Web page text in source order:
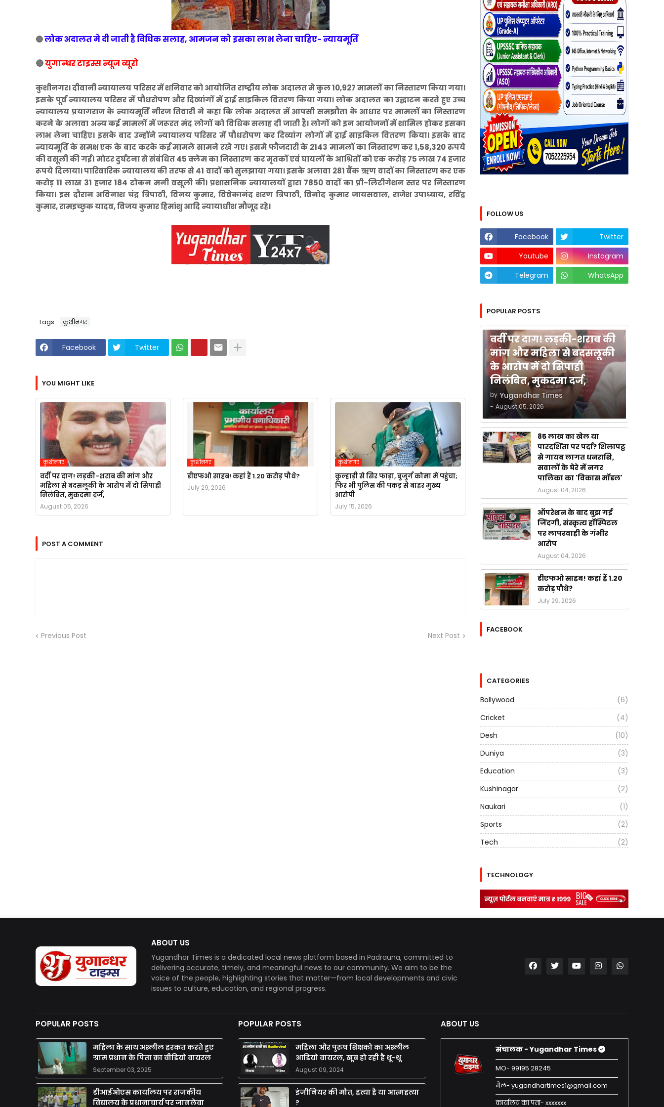
🔴लोक अदालत मे दी जाती है विधिक सलाह, आमजन को इसका लाभ लेना चाहिए- न्यायमूर्ति
🔴युगान्धर टाइम्स न्यूज व्यूरो
कुशीनगर। दीवानी न्यायालय परिसर में शनिवार को आयोजित राष्ट्रीय लोक अदालत मे कुल 10,927 मामलों का निस्तारण किया गया।
इसके पूर्व न्यायालय परिसर में पौधरोपण और दिव्यांगों में ट्राई साइकिल वितरण किया गया। लोक अदालत का उद्घाटन करते हुए उच्च
न्यायालय प्रयागराज के न्यायमूर्ति नीरज तिवारी ने कहा कि लोक अदालत में आपसी समझौता के आधार पर मामलों का निस्तारण
करने के अलावा अन्य कई मामलों में जरूरत मंद लोगों को विधिक सलाह दी जाती है। लोगों को इन आयोजनों में शामिल होकर इसका
लाभ लेना चाहिए। इसके बाद उन्होंने न्यायालय परिसर में पौधरोपण कर दिव्यांग लोगों में ट्राई साइकिल वितरण किया। इसके बाद
न्यायमूर्ति के समक्ष एक के बाद करके कई मामले सामने रखे गए। इसमे फौजदारी के 2143 मामलों का निस्तारण कर 1,58,320 रुपये
की वसूली की गई। मोटर दुर्घटना से संबंधित 45 क्लेम का निस्तारण कर मृतकों एवं घायलों के आश्रितों को एक करोड़ 75 लाख 74 हजार
रूपये दिलाया। पारिवारिक न्यायालय की तरफ से 41 वादों को सुलझाया गया। इसके अलावा 281 बैंक ऋण वादों का निस्तारण कर एक
करोड़ 11 लाख 31 हजार 184 टोकन मनी वसूली की। प्रशासनिक न्यायालयों द्वारा 7850 वादों का प्री-लिटीगेशन स्तर पर निस्तारण
किया। इस दौरान अविनाश चंद्र त्रिपाठी, विनय कुमार, विवेकानंद शरण त्रिपाठी, विनोद कुमार जायसवाल, राजेश उपाध्याय, रविंद्र
कुमार, रामइच्छुक यादव, विजय कुमार हिमांशु आदि न्यायाधीश मौजूद रहे।
Tags कुशीनगर
Facebook Twitter
YOU MIGHT LIKE
कुशीनगर
वर्दी पर दाग! लड़की-शराब की मांग और
महिला से बदसलूकी के आरोप में दो सिपाही
निलंबित, मुकदमा दर्ज,
August 05, 2026
कुशीनगर
डीएफओ साहब! कहां हैं 1.20 करोड़ पौधे?
July 29, 2026
कुशीनगर
कुल्हाड़ी से सिर फाड़ा, बुजुर्ग कोमा में पहुंचा;
फिर भी पुलिस की पकड़ से बाहर मुख्य
आरोपी
July 15, 2026
POST A COMMENT
Previous Post Next Post
FOLLOW US
Facebook
Twitter
Youtube
Instagram
Telegram
WhatsApp
POPULAR POSTS
वर्दी पर दाग! लड़की-शराब की
मांग और महिला से बदसलूकी
के आरोप में दो सिपाही
निलंबित, मुकदमा दर्ज,
by Yugandhar Times
- August 05, 2026
85 लाख का खेल या
पारदर्शिता पर पर्दा? शिलापट्ट
से गायब लागत धनराशि,
सवालों के घेरे में नगर
पालिका का 'विकास मॉडल'
August 04, 2026
ऑपरेशन के बाद बुझ गई
जिंदगी, संस्कृत्य हॉस्पिटल
पर लापरवाही के गंभीर
आरोप
August 04, 2026
डीएफओ साहब! कहां हैं 1.20
करोड़ पौधे?
July 29, 2026
FACEBOOK
CATEGORIES
Bollywood
(6)
Cricket
(4)
Desh
(10)
Duniya
(3)
Education
(3)
Kushinagar
(2)
Naukari
(1)
Sports
(2)
Tech
(2)
TECHNOLOGY
ABOUT US
Yugandhar Times is a dedicated local news platform based in Padrauna, committed to
delivering accurate, timely, and meaningful news to our community. We aim to be the
voice of the people, highlighting stories that matter—from local developments and civic
issues to culture, education, and regional progress.
POPULAR POSTS
महिला के साथ अश्लील हरकत करते हुए
ग्राम प्रधान के पिता का वीडियो वायरल
September 03, 2025
डीआईओएस कार्यालय पर राजकीय
विद्यालय के प्रधानाचार्य पर जानलेवा
POPULAR POSTS
महिला और पुरुष शिक्षको का अश्लील
आडियो वायरल, खूब हो रही है थू-थू
August 09, 2024
इंजीनियर की मौत, हत्या है या आत्महत्या
?
ABOUT US
संचालक - Yugandhar Times
MO- 99195 28245
मेल- yugandhartimes1@gmail.com
कार्यालय का पता- xxxxxxx